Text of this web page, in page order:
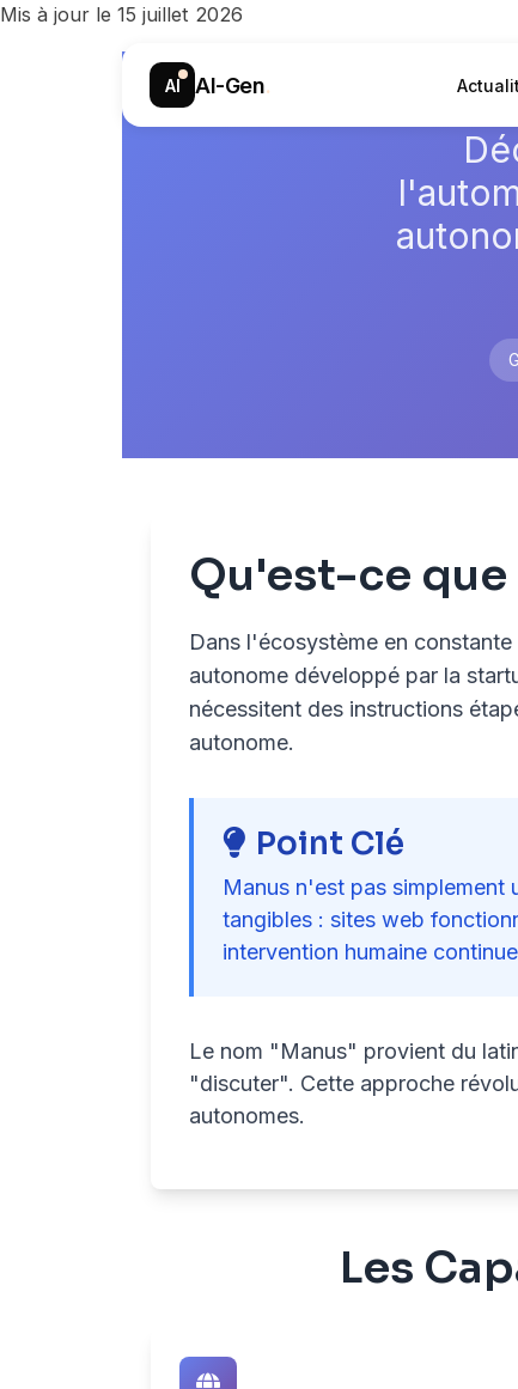
AI AI-Gen.
Mis à jour le 15 juillet 2026
Qu'est-ce que
Dans l'écosystème en
autonome développé par la
nécessitent des instructions
autonome.
Point Clé
Manus n'est pas simplement
tangibles : sites web
intervention humaine
Le nom "Manus" provient du
"discuter". Cette approche
autonomes.
Les